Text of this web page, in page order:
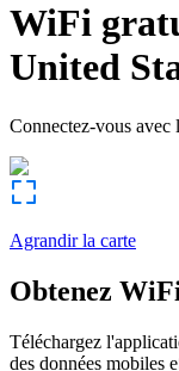
WiFi
United
Connectez-vous avec
Agrandir la carte
Obtenez
Téléchargez
des données mobiles